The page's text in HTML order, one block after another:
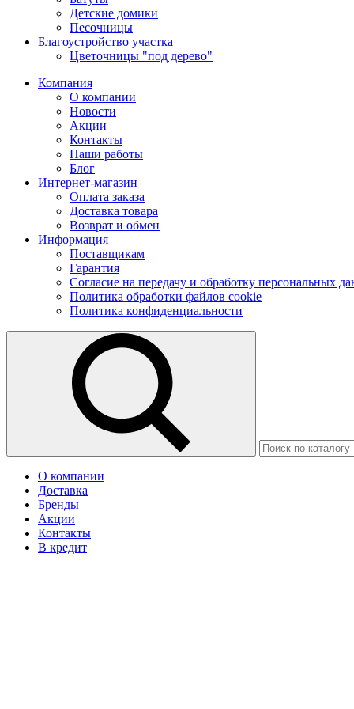
Детские домики
Песочницы
Благоустройство участка
Цветочницы "под дерево"
Компания
О компании
Новости
Акции
Контакты
Наши работы
Блог
Интернет-магазин
Оплата заказа
Доставка товара
Возврат и обмен
Информация
Поставщикам
Гарантия
Согласие на передачу и обработку персональных
Политика обработки файлов cookie
Политика конфиденциальности
О компании
Доставка
Бренды
Акции
Контакты
В кредит